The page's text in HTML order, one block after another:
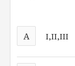
A I,II,III